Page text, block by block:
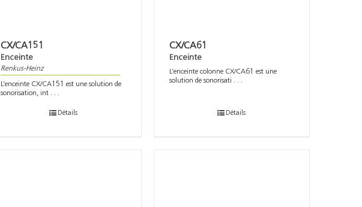
CX/CA151
Enceinte
Renkus-Heinz
L’enceinte CX/CA151 est une solution de
sonorisation, int . . .
Détails
CX/CA61
Enceinte
L’enceinte colonne CX/CA61 est une
solution de sonorisati . . .
Détails